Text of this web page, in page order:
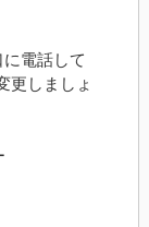
電話して
更しましょ